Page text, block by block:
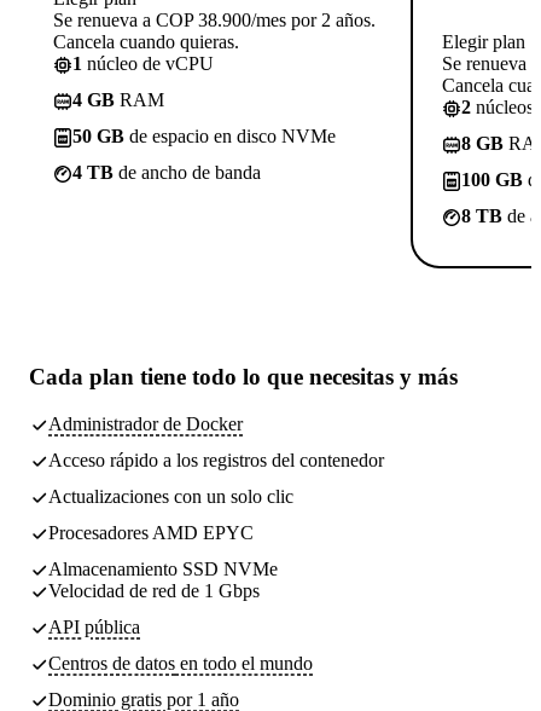
Se renueva a COP 38.900/mes por 2 años.
Cancela cuando quieras.
1 núcleo de vCPU
4 GB RAM
50 GB de espacio en disco NVMe
4 TB de ancho de banda
Elegir plan
Se renueva
Cancela
2 núcleos
8 GB
100 GB
8 TB de
Cada plan tiene todo lo que necesitas y más
Administrador de Docker
Acceso rápido a los registros del contenedor
Actualizaciones con un solo clic
Procesadores AMD EPYC
Almacenamiento SSD NVMe
Velocidad de red de 1 Gbps
API pública
Centros de datos en todo el mundo
Dominio gratis por 1 año